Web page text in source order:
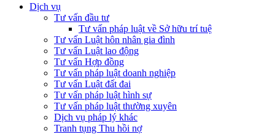
Dịch vụ
Tư vấn đầu tư
Tư vấn pháp luật về Sở hữu trí tuệ
Tư vấn Luật hôn nhân gia đình
Tư vấn Luật lao động
Tư vấn Hợp đồng
Tư vấn pháp luật doanh nghiệp
Tư vấn Luật đất đai
Tư vấn pháp luật hình sự
Tư vấn pháp luật thường xuyên
Dịch vụ pháp lý khác
Tranh tụng Thu hồi nợ